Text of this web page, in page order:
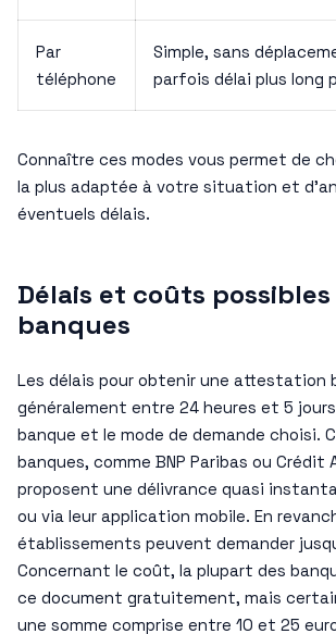
Par
téléphone
Simple, sans
parfois délai plus long
Connaître ces modes vous permet de
la plus adaptée à votre situation et
éventuels délais.
Délais et coûts
banques
Les délais pour obtenir une attestation
généralement entre 24 heures et 5
banque et le mode de demande choisi.
banques, comme BNP Paribas ou Crédit
proposent une délivrance quasi
ou via leur application mobile. En
établissements peuvent demander
Concernant le coût, la plupart des
ce document gratuitement, mais
une somme comprise entre 10 et 25